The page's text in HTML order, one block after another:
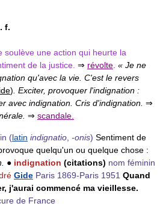
f.
soulève une action qui heurte la
de la justice. ⇒ révolte « Je ne
qu'avec la vie. C'est le revers
) . Exciter, provoquer l'indignation :
avec indignation. Cris d'indignation. ⇒
⇒ scandale.
(latin indignatio -onis) Sentiment de
quelqu'un ou quelque chose :
● indignation (citations) nom féminin
Gide Paris 1869-Paris 1951 Quand
j'aurai commencé ma vieillesse.
de France